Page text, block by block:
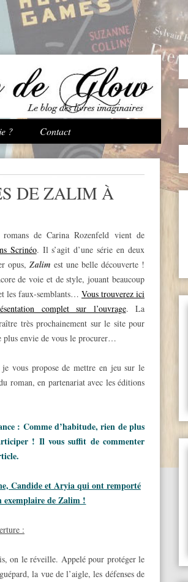
? Contact
DE ZALIM À
romans de Carina Rozenfeld vient de
Scrinéo. Il s’agit d’une série en deux
opus, Zalim est une belle découverte !
de voie et de style, jouant beaucoup
les faux-semblants… Vous trouverez ici
complet sur l’ouvrage. La
très prochainement sur le site pour
plus envie de vous le procurer…
vous propose de mettre en jeu sur le
roman, en partenariat avec les éditions
: Comme d’habitude, rien de plus
! Il vous suffit de commenter
Candide et Aryia qui ont remporté
exemplaire de Zalim !
:
on le réveille. Appelé pour protéger le
la vue de l’aigle, les défenses de